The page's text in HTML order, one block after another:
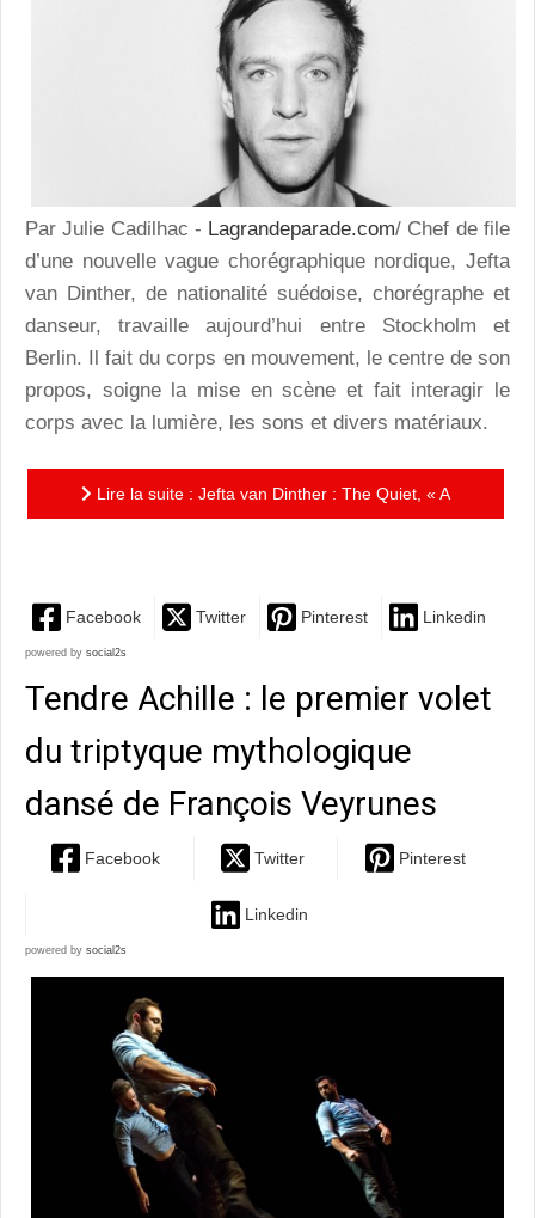
Par Julie Cadilhac - Lagrandeparade.com/ Chef de file
d’une nouvelle vague chorégraphique nordique, Jefta
van Dinther, de nationalité suédoise, chorégraphe et
danseur, travaille aujourd’hui entre Stockholm et
Berlin. Il fait du corps en mouvement, le centre de son
propos, soigne la mise en scène et fait interagir le
corps avec la lumière, les sons et divers matériaux.
Lire la suite : Jefta van Dinther : The Quiet, « A
Facebook Twitter Pinterest Linkedin
powered by social2s
Tendre Achille : le premier volet
du triptyque mythologique
dansé de François Veyrunes
Facebook Twitter Pinterest
Linkedin
powered by social2s